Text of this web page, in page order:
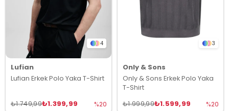
4
Lufian
Lufian Erkek Polo Yaka T-Shirt
₺1.399,99
₺1.749,99 %20
3
Only & Sons
Only & Sons Erkek Polo Yaka
T-Shirt
₺1.599,99
₺1.999,99 %20